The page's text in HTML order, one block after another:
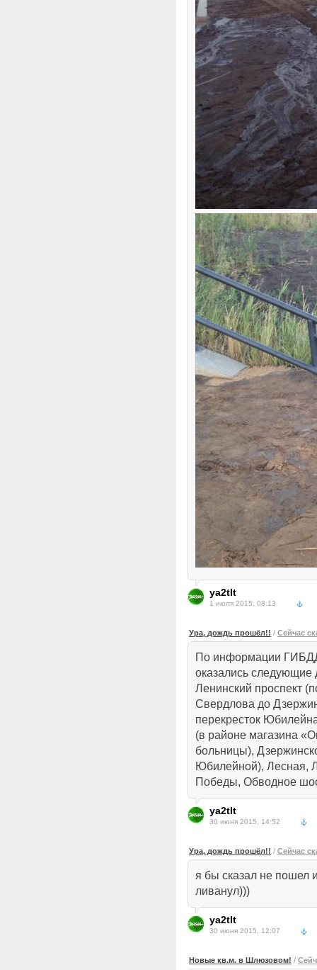
ya2tlt
1 июля 2015, 08:13
Ура, дождь прошёл!! / Сейчас
По информации
оказались следующие
Ленинский проспект
Свердлова до
перекресток
(в районе магазина
больницы),
Юбилейной), Лесная,
Победы, Обводное
ya2tlt
30 июня 2015, 14:52
Ура, дождь прошёл!! / Сейчас
я бы сказал не пошел
ливанул)))
ya2tlt
30 июня 2015, 12:07
Новые кв.м. в Шлюзовом! /